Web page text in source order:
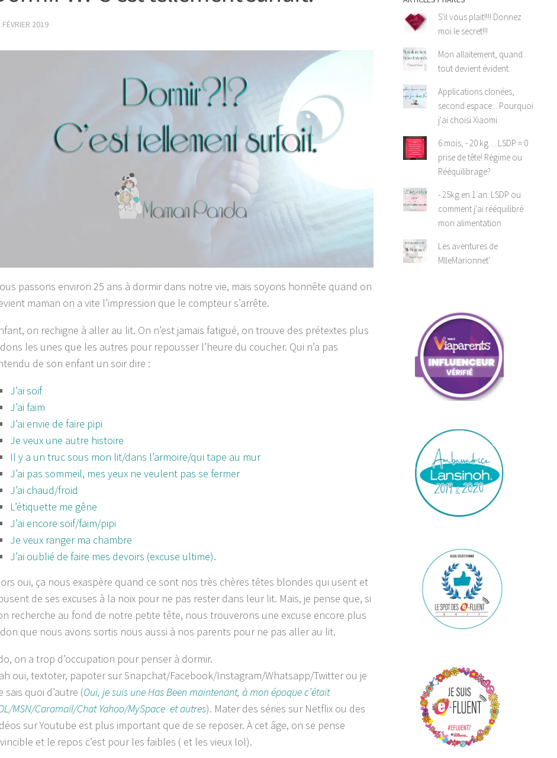
FÉVRIER 2019
passons environ 25 ans à dormir dans notre vie, mais soyons honnête quand on
maman on a vite l’impression que le compteur s’arrête.
on rechigne à aller au lit. On n’est jamais fatigué, on trouve des prétextes plus
les unes que les autres pour repousser l’heure du coucher. Qui n’a pas
de son enfant un soir dire :
J’ai soif
J’ai faim
J’ai envie de faire pipi
Je veux une autre histoire
Il y a un truc sous mon lit/dans l’armoire/qui tape au mur
J’ai pas sommeil, mes yeux ne veulent pas se fermer
J’ai chaud/froid
L’étiquette me gêne
J’ai encore soif/faim/pipi
Je veux ranger ma chambre
J’ai oublié de faire mes devoirs (excuse ultime).
oui, ça nous exaspère quand ce sont nos très chères têtes blondes qui usent et
de ses excuses à la noix pour ne pas rester dans leur lit. Mais, je pense que, si
recherche au fond de notre petite tête, nous trouverons une excuse encore plus
que nous avons sortis nous aussi à nos parents pour ne pas aller au lit.
on a trop d’occupation pour penser à dormir.
oui, textoter, papoter sur Snapchat/Facebook/Instagram/Whatsapp/Twitter ou je
sais quoi d’autre (Oui, je suis une Has Been maintenant, à mon époque c’était
MSN/Caramail/Chat Yahoo/MySpace et autres). Mater des séries sur Netflix ou des
sur Youtube est plus important que de se reposer. À cet âge, on se pense
et le repos c’est pour les faibles ( et les vieux lol).
S'il vous plait!!!! Donnez
moi le secret!!!
Mon allaitement, quand
tout devient évident.
Applications clonées,
second espace... Pourquoi
j'ai choisi Xiaomi
6 mois, - 20 kg… LSDP = 0
prise de tête! Régime ou
Rééquilibrage?
- 25kg en 1 an: LSDP ou
comment j'ai rééquilibré
mon alimentation
Les aventures de
MlleMarionnet'